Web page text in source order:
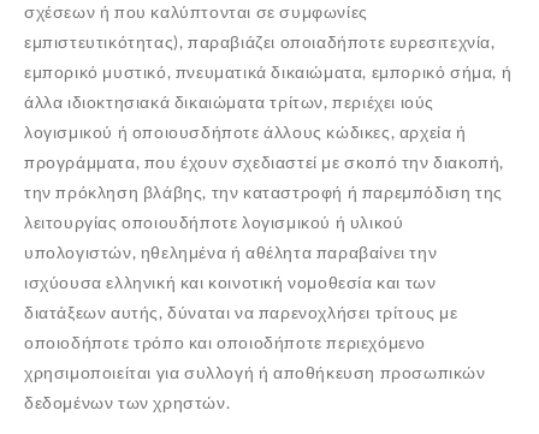
σχέσεων ή που καλύπτονται σε συμφωνίες
εμπιστευτικότητας), παραβιάζει οποιαδήποτε ευρεσιτεχνία,
εμπορικό μυστικό, πνευματικά δικαιώματα, εμπορικό σήμα, ή
άλλα ιδιοκτησιακά δικαιώματα τρίτων, περιέχει ιούς
λογισμικού ή οποιουσδήποτε άλλους κώδικες, αρχεία ή
προγράμματα, που έχουν σχεδιαστεί με σκοπό την διακοπή,
την πρόκληση βλάβης, την καταστροφή ή παρεμπόδιση της
λειτουργίας οποιουδήποτε λογισμικού ή υλικού
υπολογιστών, ηθελημένα ή αθέλητα παραβαίνει την
ισχύουσα ελληνική και κοινοτική νομοθεσία και των
διατάξεων αυτής, δύναται να παρενοχλήσει τρίτους με
οποιοδήποτε τρόπο και οποιοδήποτε περιεχόμενο
χρησιμοποιείται για συλλογή ή αποθήκευση προσωπικών
δεδομένων των χρηστών.